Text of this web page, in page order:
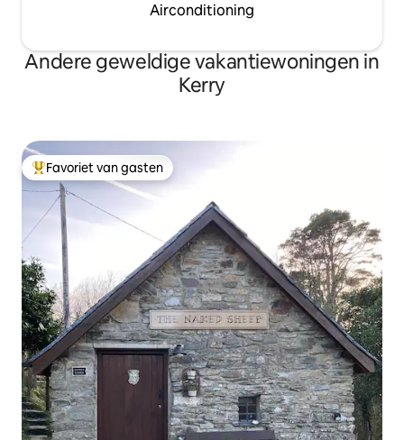
Airconditioning
Andere geweldige vakantiewoningen in
Kerry
Topfavoriet van gasten
Favoriet van gasten